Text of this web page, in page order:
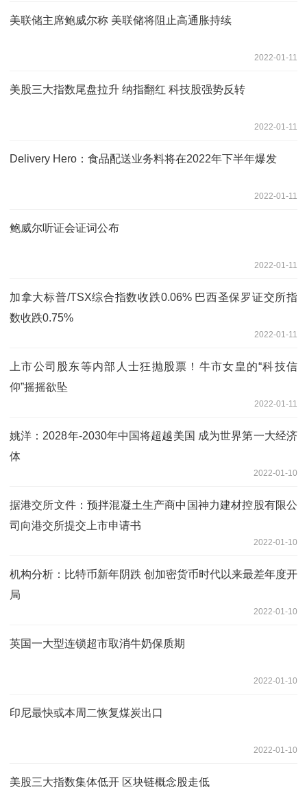
美联储主席鲍威尔称 美联储将阻止高通胀持续
2022-01-11
美股三大指数尾盘拉升 纳指翻红 科技股强势反转
2022-01-11
Delivery Hero：食品配送业务料将在2022年下半年爆发
2022-01-11
鲍威尔听证会证词公布
2022-01-11
加拿大标普/TSX综合指数收跌0.06% 巴西圣保罗证交所指
数收跌0.75%
2022-01-11
上市公司股东等内部人士狂抛股票！牛市女皇的“科技信
仰”摇摇欲坠
2022-01-11
姚洋：2028年-2030年中国将超越美国 成为世界第一大经济
体
2022-01-10
据港交所文件：预拌混凝土生产商中国神力建材控股有限公
司向港交所提交上市申请书
2022-01-10
机构分析：比特币新年阴跌 创加密货币时代以来最差年度开
局
2022-01-10
英国一大型连锁超市取消牛奶保质期
2022-01-10
印尼最快或本周二恢复煤炭出口
2022-01-10
美股三大指数集体低开 区块链概念股走低